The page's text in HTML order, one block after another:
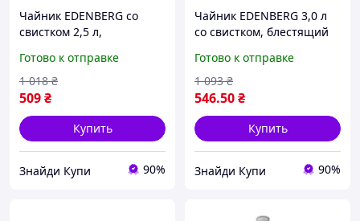
Чайник EDENBERG со
свистком 2,5 л,
цветная ручка,
термостойкий корпус
Готово к отправке
509₴
1 018 ₴
Купить
Знайди Купи 90%
Чайник EDENBERG 3,0 л
со свистком, блестящий
нержавеющая сталь
Готово к отправке
546.50₴
1 093 ₴
Купить
Знайди Купи 90%